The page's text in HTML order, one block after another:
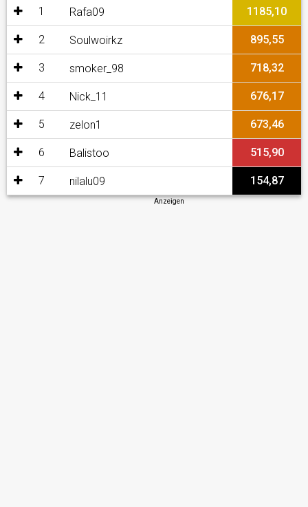
1 Rafa09 1185,10
2 Soulwoirkz 895,55
3 smoker_98 718,32
4 Nick_11 676,17
5 zelon1 673,46
6 Balistoo 515,90
7 nilalu09 154,87
Anzeigen